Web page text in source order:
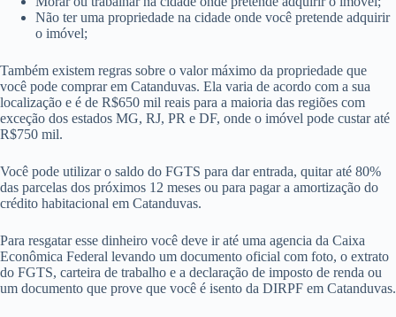
Não ter uma propriedade na cidade onde você pretende adquirir
o imóvel;
Também existem regras sobre o valor máximo da propriedade que
você pode comprar em Catanduvas. Ela varia de acordo com a sua
localização e é de R$650 mil reais para a maioria das regiões com
exceção dos estados MG, RJ, PR e DF, onde o imóvel pode custar até
R$750 mil.
Você pode utilizar o saldo do FGTS para dar entrada, quitar até 80%
das parcelas dos próximos 12 meses ou para pagar a amortização do
crédito habitacional em Catanduvas.
Para resgatar esse dinheiro você deve ir até uma agencia da Caixa
Econômica Federal levando um documento oficial com foto, o extrato
do FGTS, carteira de trabalho e a declaração de imposto de renda ou
um documento que prove que você é isento da DIRPF em Catanduvas.